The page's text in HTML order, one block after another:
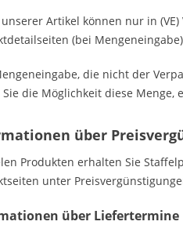
Artikel können nur in
(bei
die nicht der
die Möglichkeit diese Menge,
über
Produkten erhalten Sie
unter
über Liefertermine